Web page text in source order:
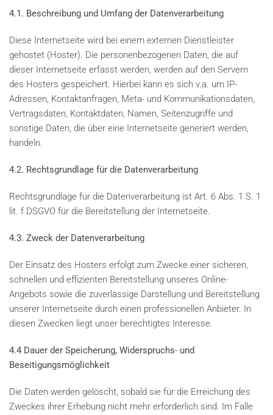
4.1. Beschreibung und Umfang der Datenverarbeitung
Diese Internetseite wird bei einem externen Dienstleister
gehostet (Hoster). Die personenbezogenen Daten, die auf
dieser Internetseite erfasst werden, werden auf den Servern
des Hosters gespeichert. Hierbei kann es sich v.a. um IP-
Adressen, Kontaktanfragen, Meta- und Kommunikationsdaten,
Vertragsdaten, Kontaktdaten, Namen, Seitenzugriffe und
sonstige Daten, die über eine Internetseite generiert werden,
handeln.
4.2. Rechtsgrundlage für die Datenverarbeitung
Rechtsgrundlage für die Datenverarbeitung ist Art. 6 Abs. 1 S. 1
lit. f DSGVO für die Bereitstellung der Internetseite.
4.3. Zweck der Datenverarbeitung
Der Einsatz des Hosters erfolgt zum Zwecke einer sicheren,
schnellen und effizienten Bereitstellung unseres Online-
Angebots sowie die zuverlässige Darstellung und Bereitstellung
unserer Internetseite durch einen professionellen Anbieter. In
diesen Zwecken liegt unser berechtigtes Interesse.
4.4 Dauer der Speicherung, Widerspruchs- und
Beseitigungsmöglichkeit
Die Daten werden gelöscht, sobald sie für die Erreichung des
Zweckes ihrer Erhebung nicht mehr erforderlich sind. Im Falle